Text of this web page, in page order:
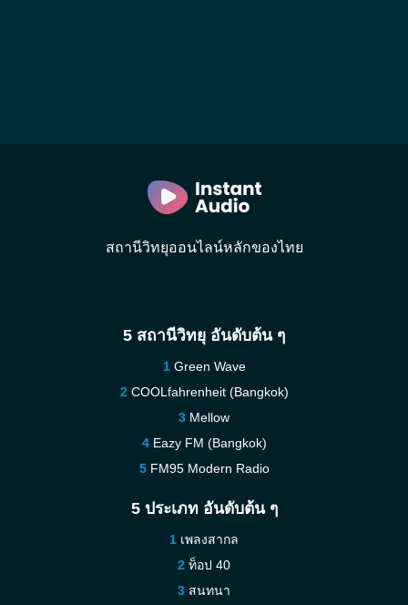
สถานีวิทยุออนไลน์หลักของไทย
5 สถานีวิทยุ อันดับต้น ๆ
Green Wave
COOLfahrenheit (Bangkok)
Mellow
Eazy FM (Bangkok)
FM95 Modern Radio
5 ประเภท อันดับต้น ๆ
เพลงสากล
ท็อป 40
สนทนา